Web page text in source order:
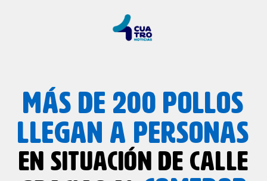
MÁS DE 200 POLLOS
LLEGAN A PERSONAS
EN SITUACIÓN DE CALLE